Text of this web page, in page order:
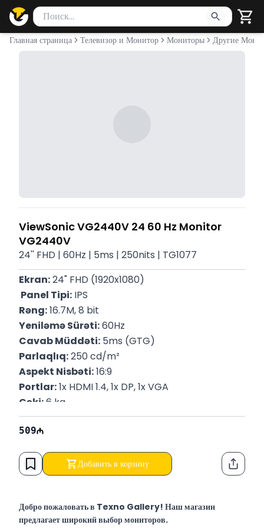
Поиск товаров
Введите минимум 2 символа для поиска. Нажмите Enter
Главная страница Телевизор и Монитор Мониторы Другие
ViewSonic VG2440V 24 60 Hz Monitor
VG2440V
24'' FHD | 60Hz | 5ms | 250nits | TG1077
Ekran: 24" FHD (1920x1080)
Panel Tipi: IPS
Rəng: 16.7M, 8 bit
Yeniləmə Sürəti: 60Hz
Cavab Müddəti: 5ms (GTG)
Parlaqlıq: 250 cd/m²
Aspekt Nisbəti: 16:9
Portlar: 1x HDMI 1.4, 1x DP, 1x VGA
Çəki: 6 kg
P/N: VG2440V
Zəmanət:
509
Добавить в корзину
Добро пожаловать в Texno Gallery! Наш магазин
предлагает широкий выбор мониторов.